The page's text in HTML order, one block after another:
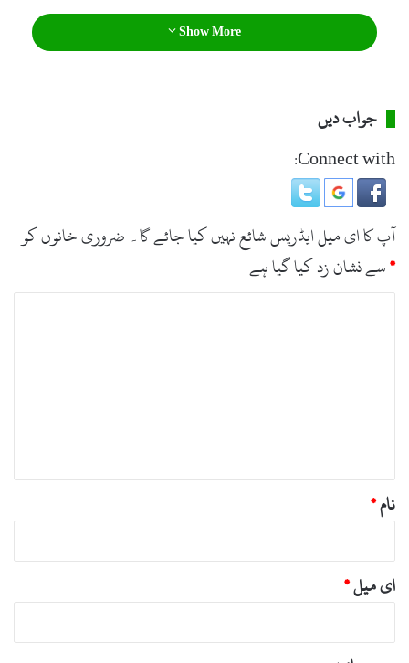
Show More
جواب دیں
Connect with:
آپ کا ای میل ایڈریس شائع نہیں کیا جائے گا۔ ضروری خانوں کو
*سے نشان زد کیا گیا ہے
نام*
ای میل*